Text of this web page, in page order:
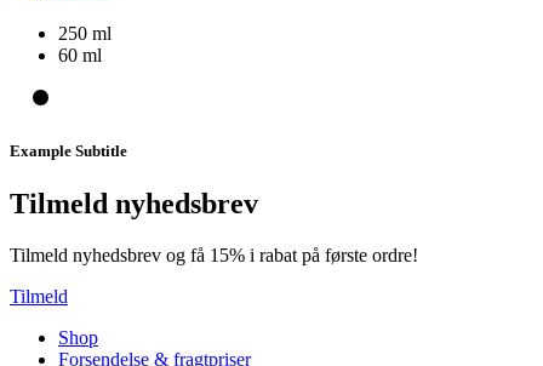
250 ml
60 ml
Example Subtitle
Tilmeld nyhedsbrev
Tilmeld nyhedsbrev og få 15% i rabat på første ordre!
Tilmeld
Shop
Forsendelse & fragtpriser